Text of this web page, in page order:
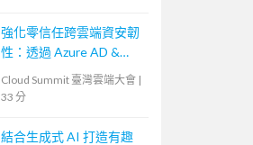
強化零信任跨雲端資安韌
性：透過 Azure AD &
Zscaler ZPA 打造無縫且
安全的居家辦公體驗
Cloud Summit 臺灣雲端大會 |
33 分
結合生成式 AI 打造有趣